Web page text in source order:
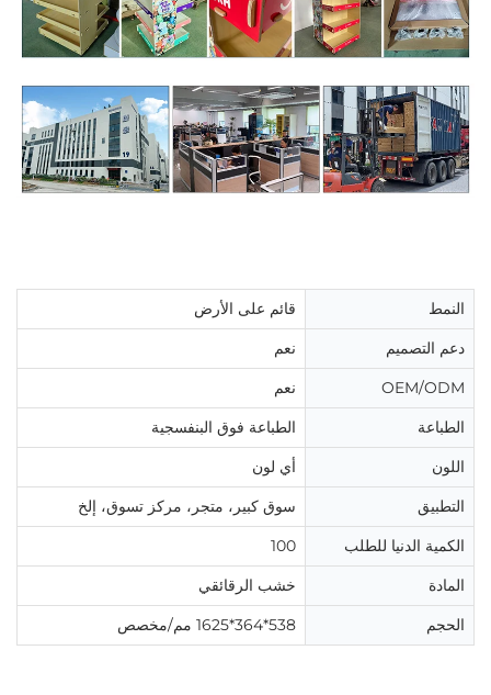
النمط
قائم على الأرض
دعم التصميم
نعم
OEM/ODM
نعم
الطباعة
الطباعة فوق البنفسجية
اللون
أي لون
التطبيق
سوق كبير، متجر، مركز تسوق، إلخ
الكمية الدنيا للطلب
100
المادة
خشب الرقائقي
الحجم
538*364*1625 مم/مخصص